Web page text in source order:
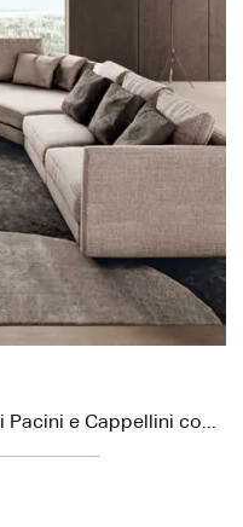
Con salotti e divani ad angolo di Pacini e Cappellini come il modello Ester angolare in tessuto, potrai completare il tuo progetto d'arredo.